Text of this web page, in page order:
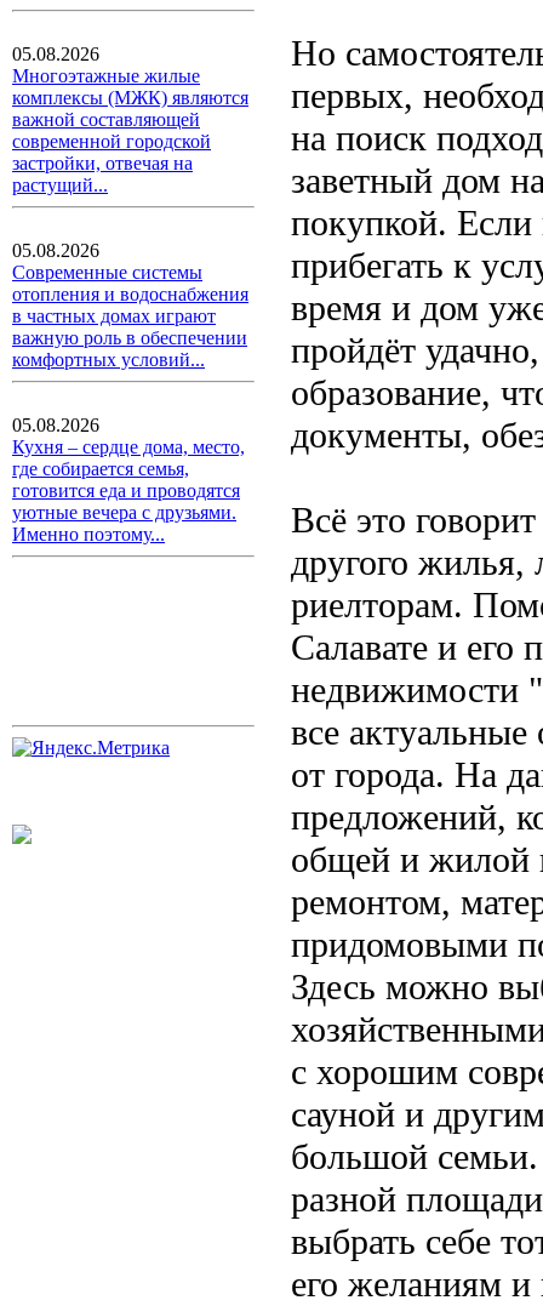
05.08.2026
Многоэтажные жилые
комплексы (МЖК) являются
важной составляющей
современной городской
застройки, отвечая на
растущий...
05.08.2026
Современные системы
отопления и водоснабжения
в частных домах играют
важную роль в обеспечении
комфортных условий...
05.08.2026
Кухня – сердце дома, место,
где собирается семья,
готовится еда и проводятся
уютные вечера с друзьями.
Именно поэтому...
Но
первых,
на поиск
заветный дом
покупкой. Если
прибегать к
время и дом
пройдёт
образование,
документы,
Всё это
другого жилья,
риелторам.
Салавате и его
недвижимости
все
от города. На
предложений,
общей и жилой
ремонтом,
придомовыми
Здесь можно
с хорошим
сауной и
большой
разной
выбрать себе
его желаниям